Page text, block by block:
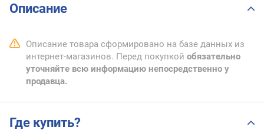
Описание
Описание товара сформировано на базе данных из
интернет-магазинов. Перед покупкой обязательно
уточняйте всю информацию непосредственно у
продавца.
Где купить?